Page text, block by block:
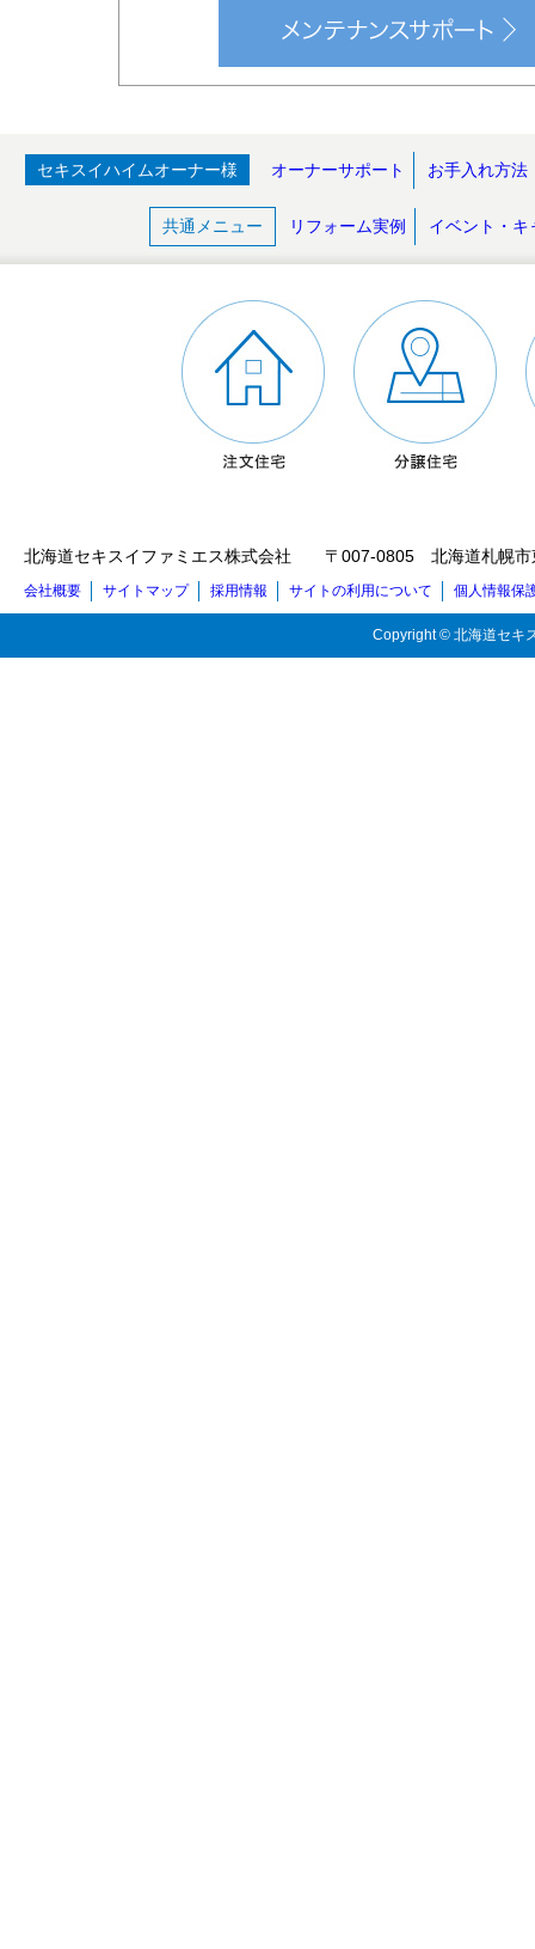
セキスイハイムオーナー様 オーナーサポート お手入れ方法
共通メニュー リフォーム実例 イベント・キ
北海道セキスイファミエス株式会社 〒007-0805 北海道札幌
会社概要 サイトマップ 採用情報 サイトの利用について 個人情報保
Copyright © 北海道セキ